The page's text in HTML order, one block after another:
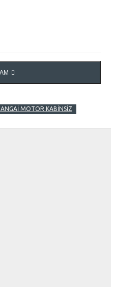
MOTOR KABİNSİZ